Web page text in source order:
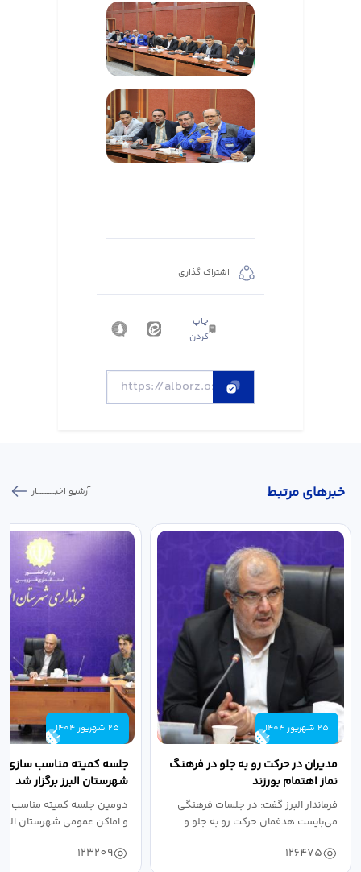
اشتراک گذاری
چاپ
کردن
خبر‌های مرتبط آرشیو اخبـــــــــــار
25 شهریور 1404
مدیران در حرکت رو به جلو در فرهنگ
نماز اهتمام بورزند
فرماندار البرز گفت: در جلسات فرهنگی
می‌بایست هدفمان حرکت رو به جلو و
126475
25 شهریور 1404
جلسه کمیته مناسب سازی
شهرستان البرز برگزار شد
دومین جلسه کمیته مناسب
و اماکن عمومی شهرستان
123209